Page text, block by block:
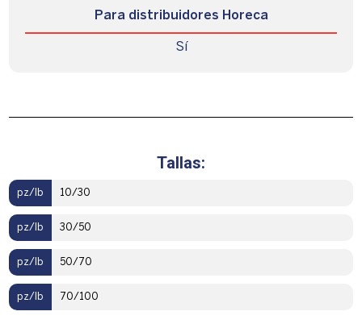
Para distribuidores Horeca
Sí
Tallas:
pz/lb 10/30
pz/lb 30/50
pz/lb 50/70
pz/lb 70/100